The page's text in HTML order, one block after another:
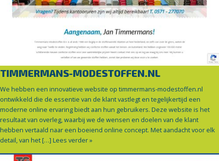
TIMMERMANS-MODESTOFFEN.NL
We hebben een innovatieve website op timmermans-modestoffen.nl
ontwikkeld die de essentie van de klant vastlegt en tegelijkertijd een
moderne online ervaring biedt aan hun gebruikers. Deze website is het
resultaat van overleg, waarbij we de wensen en doelen van de klant
hebben vertaald naar een boeiend online concept. Met aandacht voor elk
detail, van het […] Lees verder »